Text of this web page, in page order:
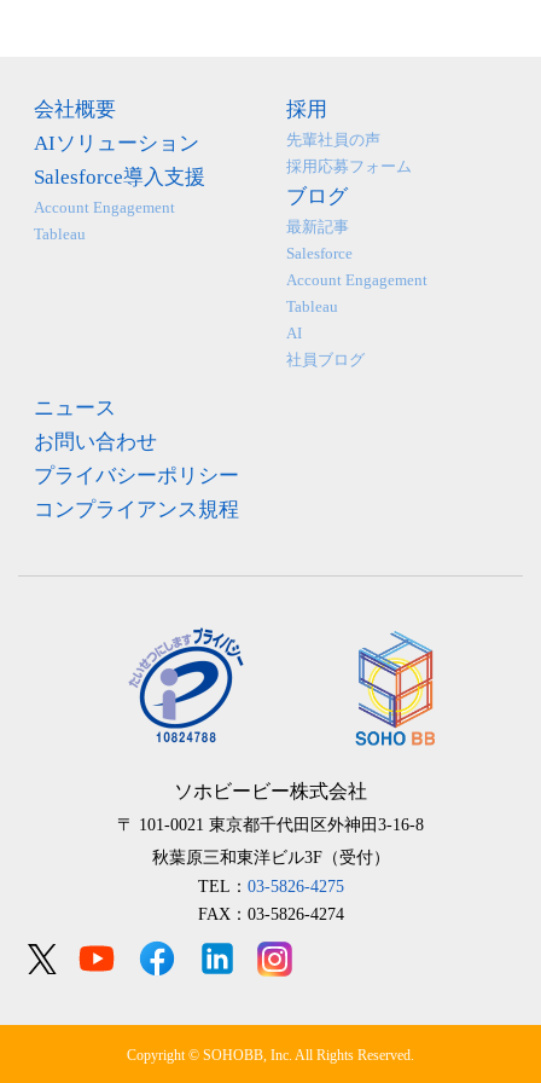
会社概要
AIソリューション
Salesforce導入支援
Account Engagement
Tableau
採用
先輩社員の声
採用応募フォーム
ブログ
最新記事
Salesforce
Account Engagement
Tableau
AI
社員ブログ
ニュース
お問い合わせ
プライバシーポリシー
コンプライアンス規程
ソホビービー株式会社
〒 101-0021 東京都千代田区外神田3-16-8
秋葉原三和東洋ビル3F（受付）
TEL： 03-5826-4275
FAX：03-5826-4274
Copyright © SOHOBB, Inc. All Rights Reserved.